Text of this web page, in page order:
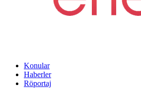
Konular
Haberler
Röportaj